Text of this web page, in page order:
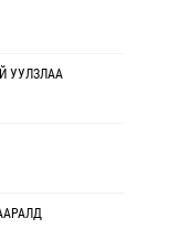
УУЛЗЛАА